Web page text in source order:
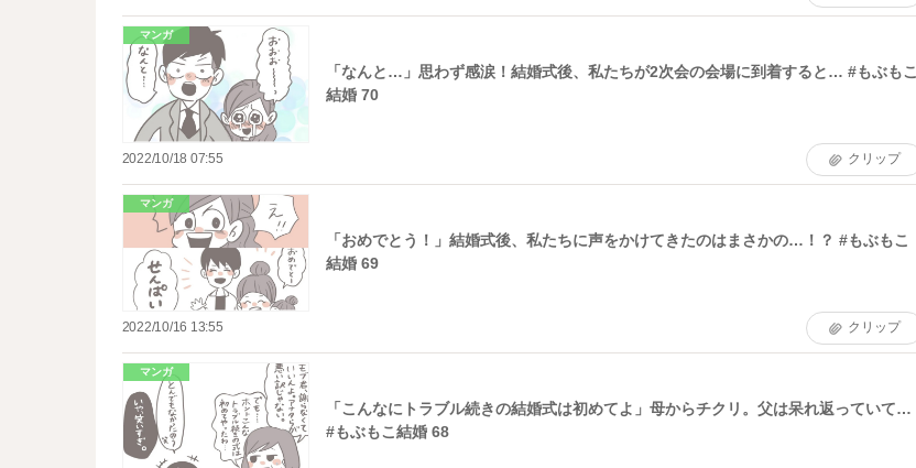
マンガ
「なんと…」思わず感涙！結婚式後、私たちが2次会の会場に到着すると… #もぶもこ
結婚 70
2022/10/18 07:55 クリップ
マンガ
「おめでとう！」結婚式後、私たちに声をかけてきたのはまさかの…！？ #もぶもこ
結婚 69
2022/10/16 13:55 クリップ
マンガ
「こんなにトラブル続きの結婚式は初めてよ」母からチクリ。父は呆れ返っていて…
#もぶもこ結婚 68